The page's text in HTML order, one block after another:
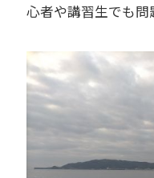
心者や講習生でも問